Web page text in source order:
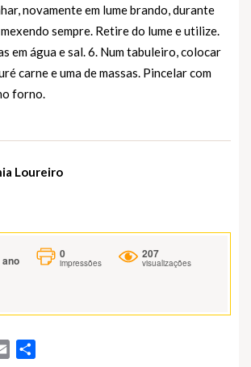
novamente em lume brando, durante
sempre. Retire do lume e utilize.
em água e sal. 6. Num tabuleiro, colocar
carne e uma de massas. Pincelar com
forno.
Loureiro
ano
0
impressões
207
visualizações
Email